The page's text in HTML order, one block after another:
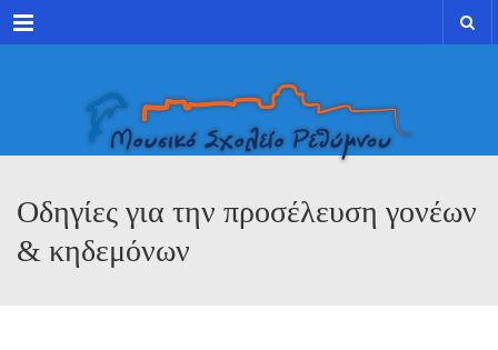
Menu
Οδηγίες για την προσέλευση γονέων
& κηδεμόνων